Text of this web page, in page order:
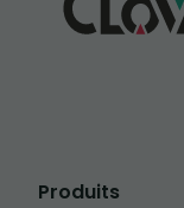
Produits